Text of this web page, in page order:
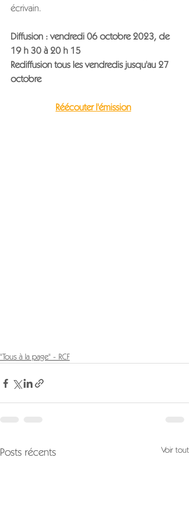
écrivain.
Diffusion : vendredi 06 octobre 2023, de
19 h 30 à 20 h 15
Rediffusion tous les vendredis jusqu'au 27
octobre
Réécouter l'émission
"Tous à la page" - RCF
Posts récents Voir tout